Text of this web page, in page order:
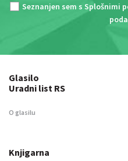
Seznanjen sem s Splošnimi
Glasilo
Uradni list RS
O glasilu
Knjigarna